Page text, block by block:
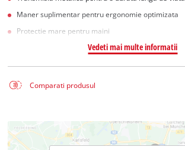
Maner suplimentar pentru ergonomie optimizata
Protectie mare pentru maini
Vedeti mai multe informatii
Comparati produsul